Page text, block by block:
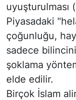
uyuşturulması
​Piyasadaki
çoğunluğu,
sadece
şoklama
elde edilir.
​Birçok İslam